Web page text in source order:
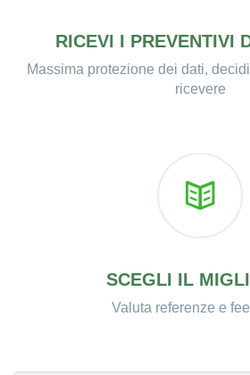
RICEVI I PREVENTIVI
Massima protezione dei dati,
ricevere
SCEGLI IL
Valuta referenze e